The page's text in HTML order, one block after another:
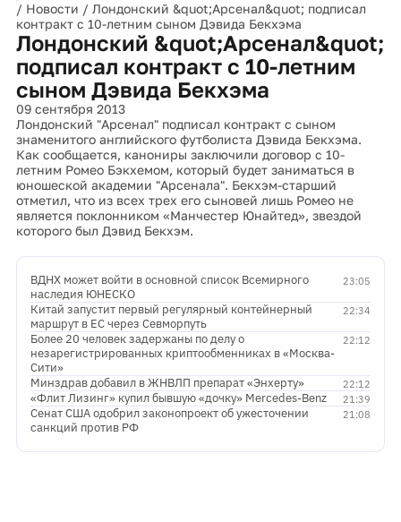
/ Новости / Лондонский &quot;Арсенал&quot; подписал
контракт с 10-летним сыном Дэвида Бекхэма
Лондонский &quot;Арсенал&quot;
подписал контракт с 10-летним
сыном Дэвида Бекхэма
09 сентября 2013
Лондонский "Арсенал" подписал контракт с сыном
знаменитого английского футболиста Дэвида Бекхэма.
Как сообщается, канониры заключили договор с 10-
летним Ромео Бэкхемом, который будет заниматься в
юношеской академии "Арсенала". Бекхэм-старший
отметил, что из всех трех его сыновей лишь Ромео не
является поклонником «Манчестер Юнайтед», звездой
которого был Дэвид Бекхэм.
23:05
ВДНХ может войти в основной список Всемирного
наследия ЮНЕСКО
22:34
Китай запустит первый регулярный контейнерный
маршрут в ЕС через Севморпуть
22:12
Более 20 человек задержаны по делу о
незарегистрированных криптообменниках в «Москва-
Сити»
22:12
Минздрав добавил в ЖНВЛП препарат «Энхерту»
21:39
«Флит Лизинг» купил бывшую «дочку» Mercedes-Benz
21:08
Сенат США одобрил законопроект об ужесточении
санкций против РФ